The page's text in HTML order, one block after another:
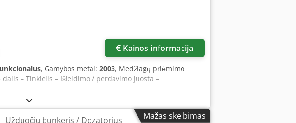
Kainos informacija
, Gamybos metai: 2003, Medžiagų priėmimo
– Tinklelis – Išleidimo / perdavimo juosta –
Mažas skelbimas
Užduočių bunkeris / Dozatorius